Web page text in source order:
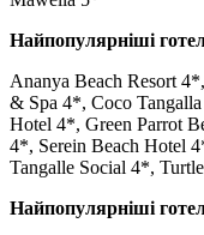
Найпопулярніші
Ananya Beach Resort
& Spa 4*, Coco
Hotel 4*, Green Parrot
4*, Serein Beach Hotel
Tangalle Social 4*,
Найпопулярніші